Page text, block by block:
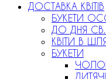
ДОСТАВКА КВІТІВ
БУКЕТИ
ДО ДНЯ СВ.
КВІТИ В
БУКЕТИ